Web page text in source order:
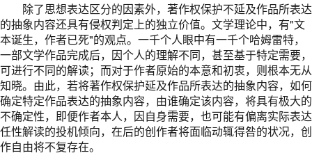
除了思想表达区分的因素外，著作权保护不延及作品所表达
的抽象内容还具有侵权判定上的独立价值。文学理论中，有"文
本诞生，作者已死"的观点。一千个人眼中有一千个哈姆雷特，
一部文学作品完成后，因个人的理解不同，甚至基于特定需要，
可进行不同的解读；而对于作者原始的本意和初衷，则根本无从
知晓。由此，若将著作权保护延及作品所表达的抽象内容，如何
确定特定作品表达的抽象内容，由谁确定该内容，将具有极大的
不确定性，即便作者本人，因自身需要，也可能有偏离实际表达
任性解读的投机倾向，在后的创作者将面临动辄得咎的状况，创
作自由将不复存在。